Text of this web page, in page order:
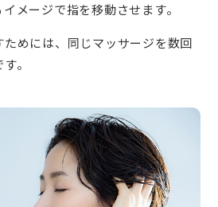
メージで指を移動させます。
めには、同じマッサージを数回
。